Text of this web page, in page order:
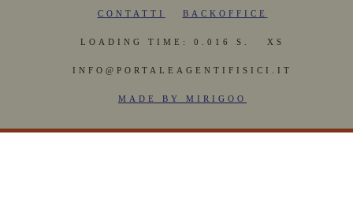
CONTATTI BACKOFFICE
LOADING TIME: 0.016 S. XS
INFO@PORTALEAGENTIFISICI.IT
MADE BY MIRIGOO